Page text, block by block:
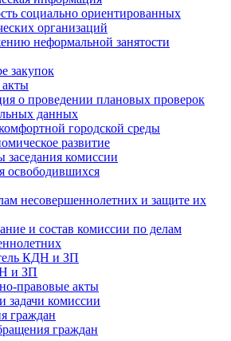
социально ориентированных
организаций
неформальной занятости
закупок
о проведении плановых проверок
данных
городской среды
развитие
заседания комиссии
освободившихся
несовершеннолетних и защите их
и состав комиссии по делам
КДН и ЗП
и ЗП
правовые акты
задачи комиссии
граждан
граждан